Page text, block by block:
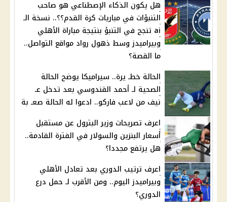
هل يكون الذكاء الإصطناعي هو صاحب
التنبؤات في مباريات كرة القدم؟؟.. نسخة الـ
ai تنجح في التنبؤ بنتيجة مباراة الأهلي
وبيراميدز وسط ذهول رواد مواقع التواصل..
ما القصة؟
الحالة خطـ يرة.. سيراميكا يوضح الحالة
الصحية لـ أحمد القندوسي بعد تدخل عـ
نيف من لاعب فاركو.. ادعوا له الحالة صعـ بة
اعرف تصريحات وزير البترول عن مستقبل
أسعار البنزين والسولار في الفترة القادمة..
هل يرتفع مجددا؟
اعرف ترتيب الدوري بعد تعادل الأهلي
وبيراميدز اليوم.. ومن الأقرب لـ حمل درع
الدوري؟